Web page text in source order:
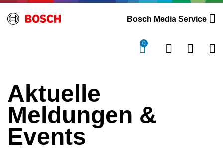
Bosch Media Service
0
Aktuelle
Meldungen &
Events